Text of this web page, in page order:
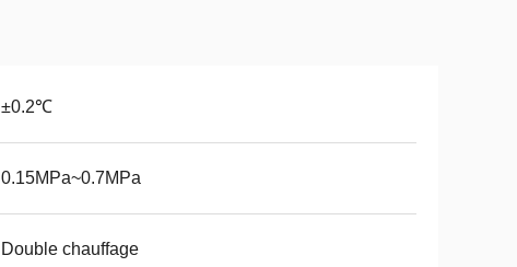
±0.2℃
0.15MPa~0.7MPa
Double chauffage